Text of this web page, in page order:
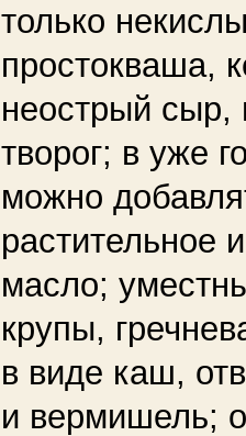
только
простокваша,
неострый сыр,
творог; в уже
можно
растительное
масло;
крупы,
в виде каш,
и вермишель;